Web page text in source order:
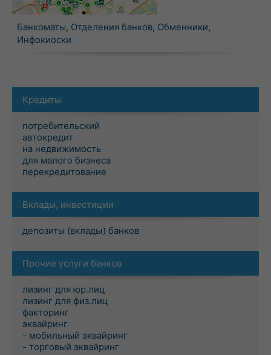
Банкоматы, Отделения банков, Обменники,
Инфокиоски
Кредиты
потребительский
автокредит
на недвижимость
для малого бизнеса
перекредитование
Вклады, инвестиции
депозиты (вклады) банков
Прочие услуги банков
лизинг для юр.лиц
лизинг для физ.лиц
факторинг
эквайринг
- мобильный эквайринг
- торговый эквайринг